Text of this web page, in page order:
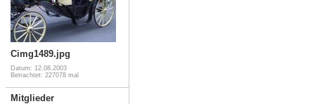
Cimg1489.jpg
Datum: 12.08.2003
Betrachtet: 227078 mal
Mitglieder